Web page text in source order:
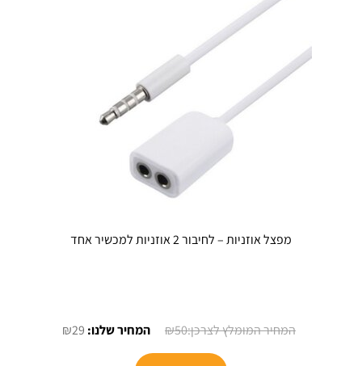
מפצל אוזניות – לחיבור 2 אוזניות למכשיר אחד
₪50
המחיר
המקורי
₪29 המחיר